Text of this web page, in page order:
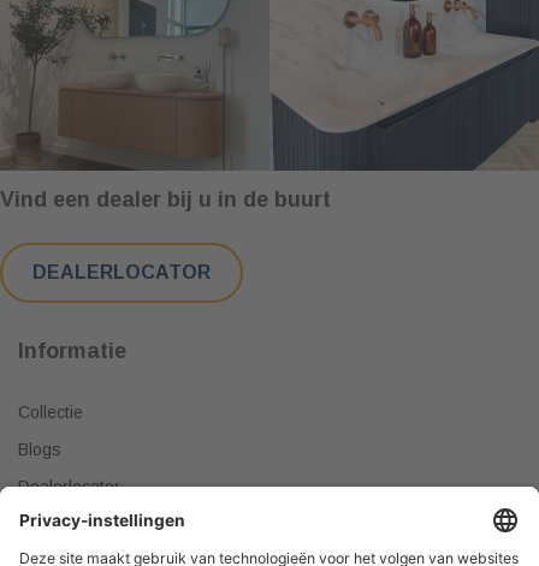
Vind een dealer bij u in de buurt
DEALERLOCATOR
Informatie
Collectie
Blogs
Dealerlocator
Dealer worden
Meest gestelde vragen